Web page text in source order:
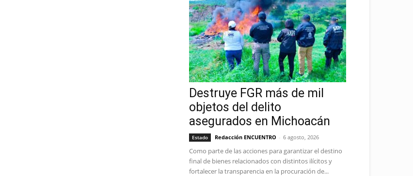
Destruye FGR más de mil
objetos del delito
asegurados en Michoacán
Estado Redacción ENCUENTRO - 6 agosto, 2026
Como parte de las acciones para garantizar el destino
final de bienes relacionados con distintos ilícitos y
fortalecer la transparencia en la procuración de...